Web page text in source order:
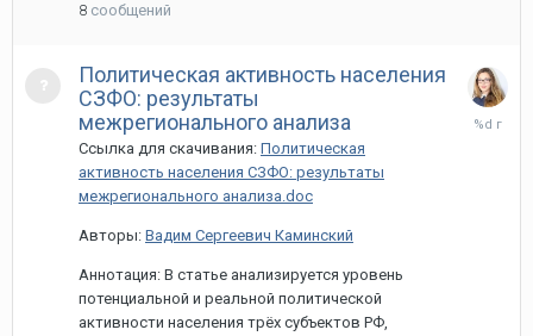
8 сообщений
Политическая активность населения
СЗФО: результаты
межрегионального анализа
Ссылка для скачивания: Политическая
активность населения СЗФО: результаты
межрегионального анализа.doc
Авторы: Вадим Сергеевич Каминский
Аннотация: В статье анализируется уровень
потенциальной и реальной политической
активности населения трёх субъектов РФ,
27